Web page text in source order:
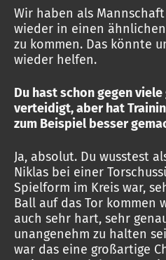
Wir haben als
wieder in einen
zu kommen. Das könnte
wieder helfen.
Du hast schon gegen
verteidigt, aber hat
zum Beispiel besser
Ja, absolut. Du wusstest
Niklas bei einer
Spielform im Kreis war,
Ball auf das Tor kommen
auch sehr hart, sehr
unangenehm zu halten
war das eine großartige